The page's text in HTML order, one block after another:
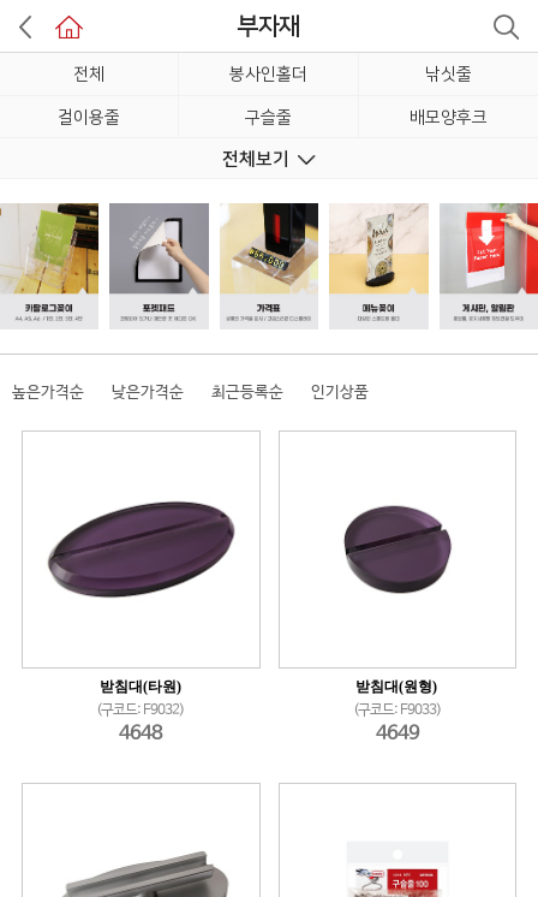
부자재
전체 봉사인홀더 낚싯줄
걸이용줄 구슬줄 배모양후크
액자받침대
부착용고리 볼트(벽고정용)
전체보기
높은가격순 낮은가격순 최근등록순 인기상품
받침대(타원)
(구코드: F9032)
4648
받침대(원형)
(구코드: F9033)
4649